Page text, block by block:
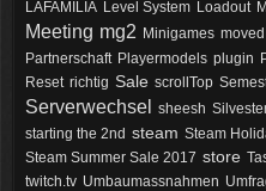
LAFAMILIA Level System Loadout
Meeting mg2 Minigames moved
Partnerschaft Playermodels plugin
Reset richtig Sale scrollTop
Serverwechsel sheesh
starting the 2nd steam Steam
Steam Summer Sale 2017 store
twitch.tv Umbaumassnahmen